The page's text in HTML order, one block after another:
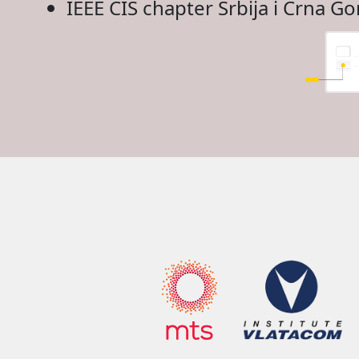
IEEE CIS chapter Srbija i Crna